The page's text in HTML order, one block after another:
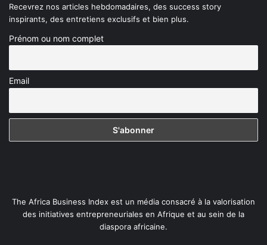
Recevrez nos articles hebdomadaires, des success story
inspirants, des entretiens exclusifs et bien plus.
Prénom ou nom complet
Email
The Africa Business Index est un média consacré à la valorisation
des initiatives entrepreneuriales en Afrique et au sein de la
diaspora africaine.